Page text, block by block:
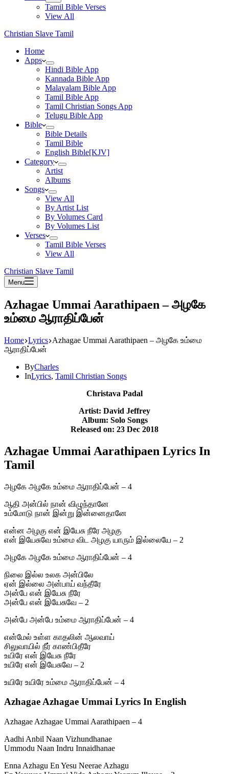
Tamil Bible Verses
View All
Christian Slave Tamil
Home
Apps
Hindi Bible App
Kannada Bible App
Malayalam Bible App
Tamil Bible App
Tamil Christian Songs App
Telugu Bible App
Bible
Bible Details
Tamil Bible
English Bible[KJV]
Category
Artist
Albums
Songs
View All
By Artist List
By Volumes Card
By Volumes List
Verses
Tamil Bible Verses
View All
Christian Slave Tamil
Menu
Azhagae Ummai Aarathipaen – அழகே
உம்மை ஆராதிப்பேன்
Home Lyrics Azhagae Ummai Aarathipaen – அழகே உம்மை
ஆராதிப்பேன்
ByCharles
InLyrics, Tamil Christian Songs
Christava Padal
Artist: David Jeffrey
Album: Solo Songs
Released on: 23 Dec 2018
Azhagae Ummai Aarathipaen Lyrics In
Tamil
அழகே அழகே உம்மை ஆராதிப்பேன் – 4
ஆதி அன்பில் நான் விழுந்தானே
உம்மோடு நான் இன்று இன்னைதானே
என்ன அழகு என் இயேசு நீரே அழகு
என் இயேசுவே உம்மை விட அழகு யாரும் இல்லையே – 2
அழகே அழகே உம்மை ஆராதிப்பேன் – 4
நிலை இல்ல உலக அன்பிலே
ஏன் இல்லை அன்பாய் வந்தீரே
அன்பே என் இயேசு நீரே
அன்பே என் இயேசுவே – 2
அன்பே அன்பே உம்மை ஆராதிப்பேன் – 4
என்மேல் உள்ள காதலின் ஆலவாய்
சிலுவாயில் நீர் காண்பிதீரே
உயிரே என் இயேசு நீரே
உயிரே என் இயேசுவே – 2
உயிரே உயிரே உம்மை ஆராதிப்பேன் – 4
Azhagae Azhagae Ummai Lyrics In English
Azhagae Azhagae Ummai Aarathipaen – 4
Aadhi Anbil Naan Vizhundhanae
Ummodu Naan Indru Innaidhanae
Enna Azhagu En Yesu Neerae Azhagu